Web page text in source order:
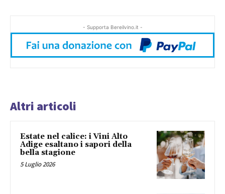
- Supporta Bereilvino.it -
Altri articoli
Estate nel calice: i Vini Alto
Adige esaltano i sapori della
bella stagione
5 Luglio 2026